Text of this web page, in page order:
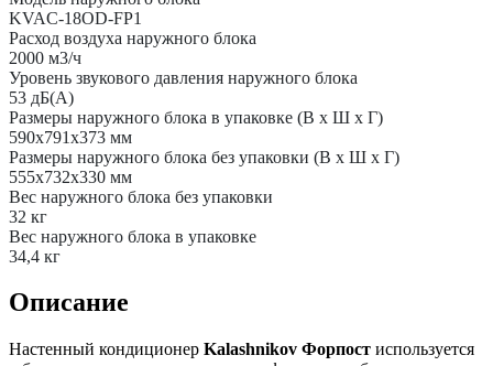
KVAC-18OD-FP1
Расход воздуха наружного блока
2000 м3/ч
Уровень звукового давления наружного блока
53 дБ(А)
Размеры наружного блока в упаковке (В х Ш х Г)
590х791х373 мм
Размеры наружного блока без упаковки (В х Ш х Г)
555х732х330 мм
Вес наружного блока без упаковки
32 кг
Вес наружного блока в упаковке
34,4 кг
Описание
Настенный кондиционер Kalashnikov Форпост используется